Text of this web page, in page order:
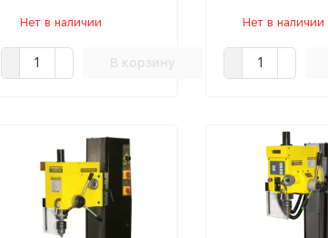
Нет в наличии
В корзину
Нет в наличии